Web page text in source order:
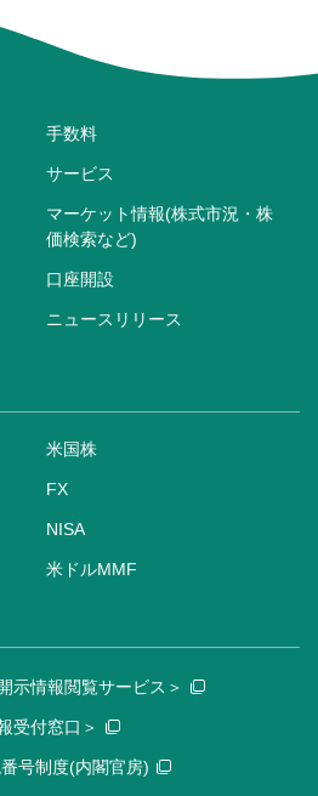
手数料
サービス
マーケット情報(株式市況・株
価検索など)
口座開設
ニュースリリース
米国株
FX
NISA
米ドルMMF
示情報閲覧サービス＞
受付窓口＞
号制度(内閣官房)